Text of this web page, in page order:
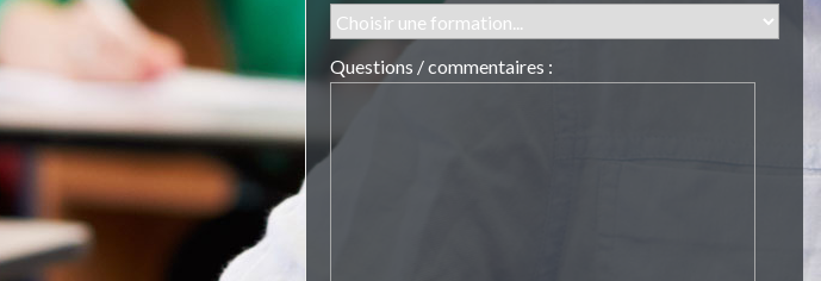
Questions / commentaires :